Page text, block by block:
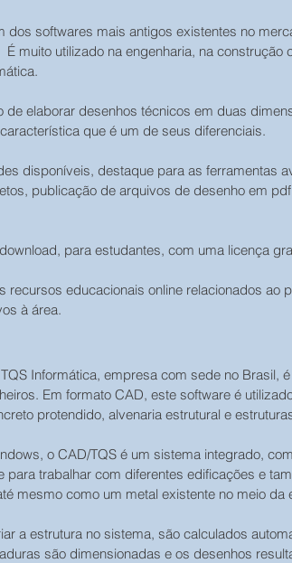
dos softwares mais antigos existentes no
É muito utilizado na engenharia, na construção
de elaborar desenhos técnicos em duas
que é um de seus diferenciais.
disponíveis, destaque para as ferramentas
publicação de arquivos de desenho em
para estudantes, com uma licença
recursos educacionais online relacionados ao
à área.
Informática, empresa com sede no Brasil,
Em formato CAD, este software é
protendido, alvenaria estrutural e
o CAD/TQS é um sistema integrado,
para trabalhar com diferentes edificações e
mesmo como um metal existente no meio da
a estrutura no sistema, são calculados
são dimensionadas e os desenhos